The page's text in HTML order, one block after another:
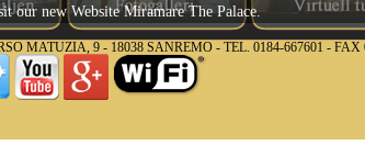
our new Website Miramare The Palace.
MATUZIA, 9 - 18038 SANREMO - TEL. 0184-667601 - FAX